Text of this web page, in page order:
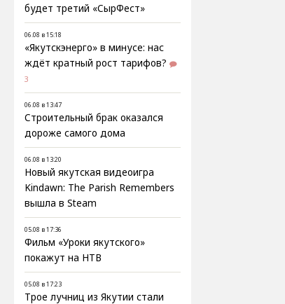
будет третий «СырФест»
06.08 в 15:18
«Якутскэнерго» в минусе: нас
ждёт кратный рост тарифов?
3
06.08 в 13:47
Строительный брак оказался
дороже самого дома
06.08 в 13:20
Новый якутская видеоигра
Kindawn: The Parish Remembers
вышла в Steam
05.08 в 17:36
Фильм «Уроки якутского»
покажут на НТВ
05.08 в 17:23
Трое лучниц из Якутии стали